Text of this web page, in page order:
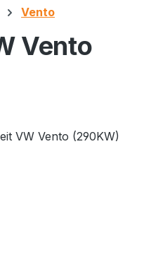
Vento
Vento